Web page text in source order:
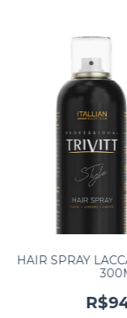
HAIR SPRAY